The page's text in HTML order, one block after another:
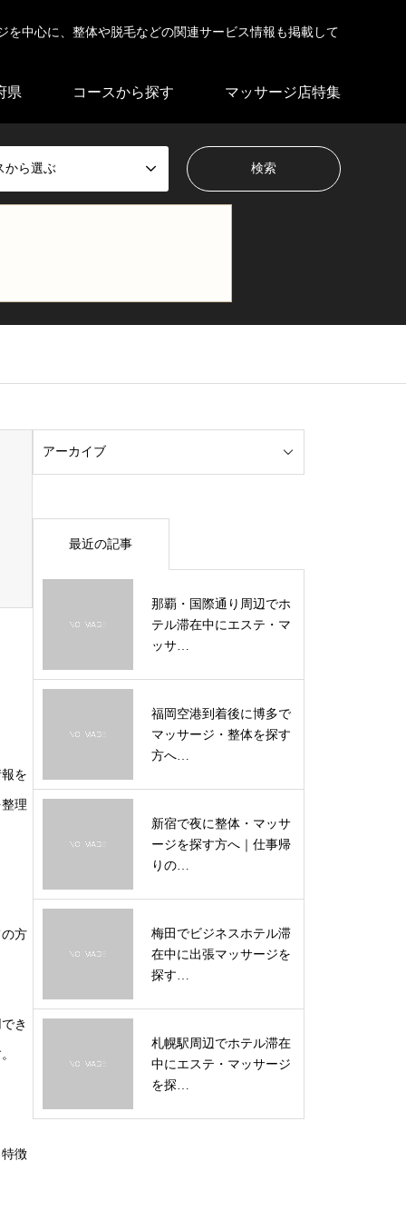
中心に、整体や脱毛などの関連サービス情報も掲載して
県 コースから探す マッサージ店特集
から選ぶ
を
理
方
き
徴
最近の記事
那覇・国際通り周辺でホ
テル滞在中にエステ・マ
ッサ…
福岡空港到着後に博多で
マッサージ・整体を探す
方へ…
新宿で夜に整体・マッサ
ージを探す方へ｜仕事帰
りの…
梅田でビジネスホテル滞
在中に出張マッサージを
探す…
札幌駅周辺でホテル滞在
中にエステ・マッサージ
を探…